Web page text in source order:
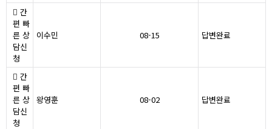
간
편 빠
른 상
담신
청
이수민 08-15 답변완료
간
편 빠
른 상
담신
청
왕영훈 08-02 답변완료